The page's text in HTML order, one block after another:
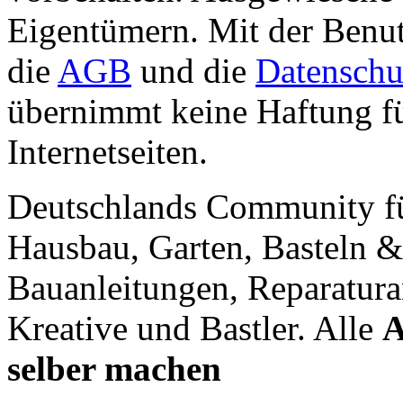
Eigentümern. Mit der
die AGB und die
übernimmt keine Haftung
Internetseiten.
Deutschlands Community
Hausbau, Garten, Basteln
Bauanleitungen,
Kreative und Bastler. Alle
selber machen